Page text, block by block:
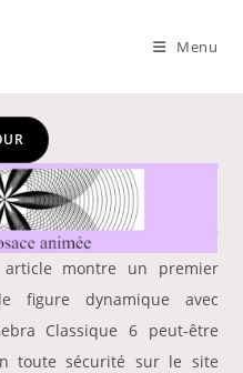
Menu
article montre un premier
figure dynamique avec
Classique 6 peut-être
toute sécurité sur le site